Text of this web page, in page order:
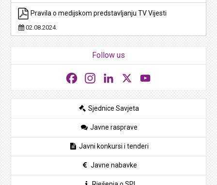
Pravila o medijskom predstavljanju TV Vijesti
02.08.2024.
Follow us
FacebookInstagramLinkedIn
Sjednice Savjeta
Javne rasprave
Javni konkursi i tenderi
Javne nabavke